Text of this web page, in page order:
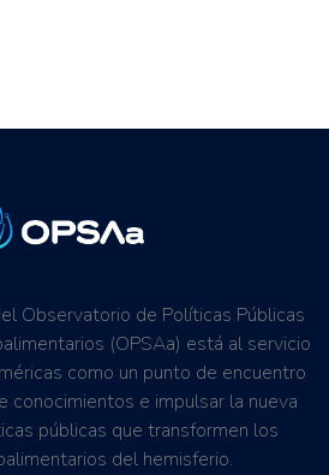
Observatorio de Políticas Públicas
(OPSAa) está al servicio
como un punto de encuentro
conocimientos e impulsar la nueva
públicas que transformen los
del hemisferio.